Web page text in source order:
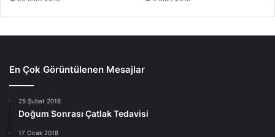
En Çok Görüntülenen Mesajlar
25 Şubat 2018
Doğum Sonrası Çatlak Tedavisi
17 Ocak 2018